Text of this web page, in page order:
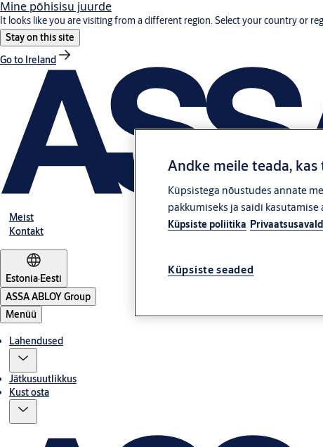
Mine põhisisu juurde
It looks like you are visiting from a different region. Select your country or
Stay on this site
Go to Ireland
Meist
Kontakt
Estonia·Eesti
ASSA ABLOY Group
Menüü
Lahendused
Jätkusuutlikkus
Kust osta
Andke meile teada,
Küpsistega nõustudes annate
pakkumiseks ja saidi
Küpsiste poliitika
Küpsiste seaded